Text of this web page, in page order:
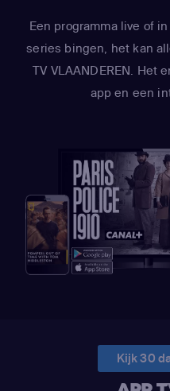
Een programma live of
series bingen, het kan
TV VLAANDEREN. Het
app en een
Kijk 30